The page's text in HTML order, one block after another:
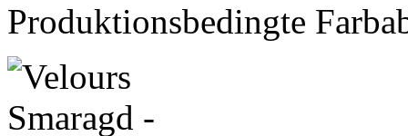
Produktionsbedingte